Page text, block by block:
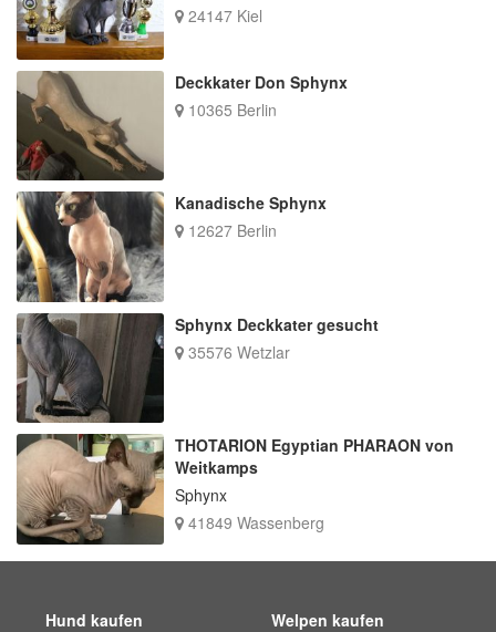
24147 Kiel
Deckkater Don Sphynx
10365 Berlin
Kanadische Sphynx
12627 Berlin
Sphynx Deckkater gesucht
35576 Wetzlar
THOTARION Egyptian PHARAON von
Weitkamps
Sphynx
41849 Wassenberg
Hund kaufen
Welpen kaufen